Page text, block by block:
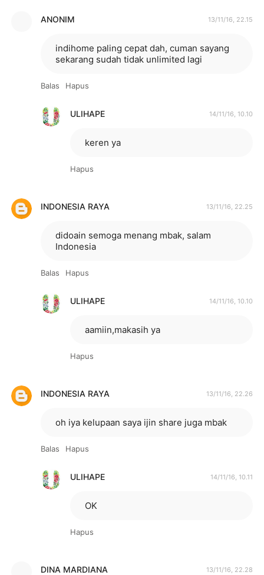
ANONIM 13/11/16, 22.15
indihome paling cepat dah, cuman sayang
sekarang sudah tidak unlimited lagi
Balas Hapus
ULIHAPE 14/11/16, 10.10
keren ya
Hapus
INDONESIA RAYA 13/11/16, 22.25
didoain semoga menang mbak, salam
Indonesia
Balas Hapus
ULIHAPE 14/11/16, 10.10
aamiin,makasih ya
Hapus
INDONESIA RAYA 13/11/16, 22.26
oh iya kelupaan saya ijin share juga mbak
Balas Hapus
ULIHAPE 14/11/16, 10.11
OK
Hapus
DINA MARDIANA 13/11/16, 22.28